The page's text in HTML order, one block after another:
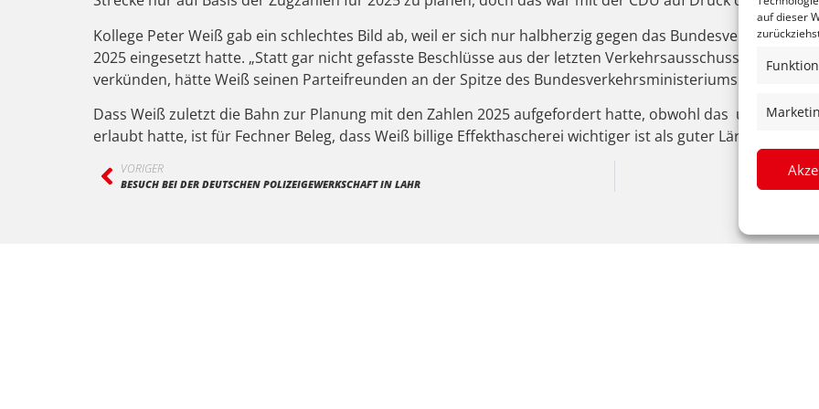
auf dieser
Kollege Peter Weiß gab ein schlechtes Bild ab, weil er sich nur halbherzig gegen das
2025 eingesetzt hatte. „Statt gar nicht gefasste Beschlüsse aus der letzten Verkehrsausschusssitzung,
verkünden, hätte Weiß seinen Parteifreunden an der Spitze des Bundesverkehrsministeriums viel mehr
Dass Weiß zuletzt die Bahn zur Planung mit den Zahlen 2025 aufgefordert hatte, obwohl das
erlaubt hatte, ist für Fechner Beleg, dass Weiß billige Effekthascherei wichtiger ist als guter Lärmschutz für
VORIGER
BESUCH BEI DER DEUTSCHEN POLIZEIGEWERKSCHAFT IN LAHR